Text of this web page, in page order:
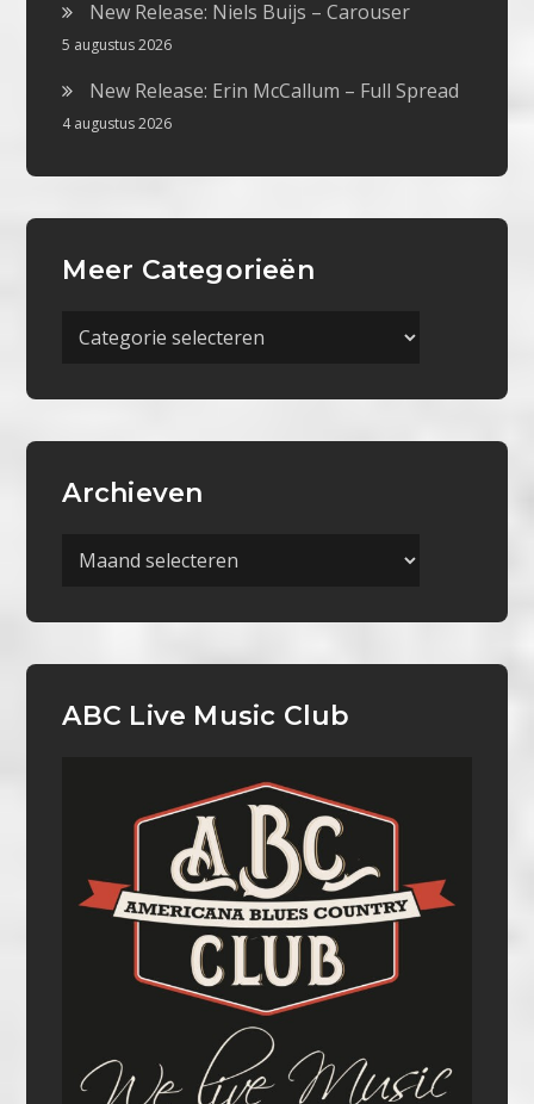
New Release: Niels Buijs – Carouser
5 augustus 2026
New Release: Erin McCallum – Full Spread
4 augustus 2026
Meer Categorieën
Meer
Archieven
Archieven
ABC Live Music Club